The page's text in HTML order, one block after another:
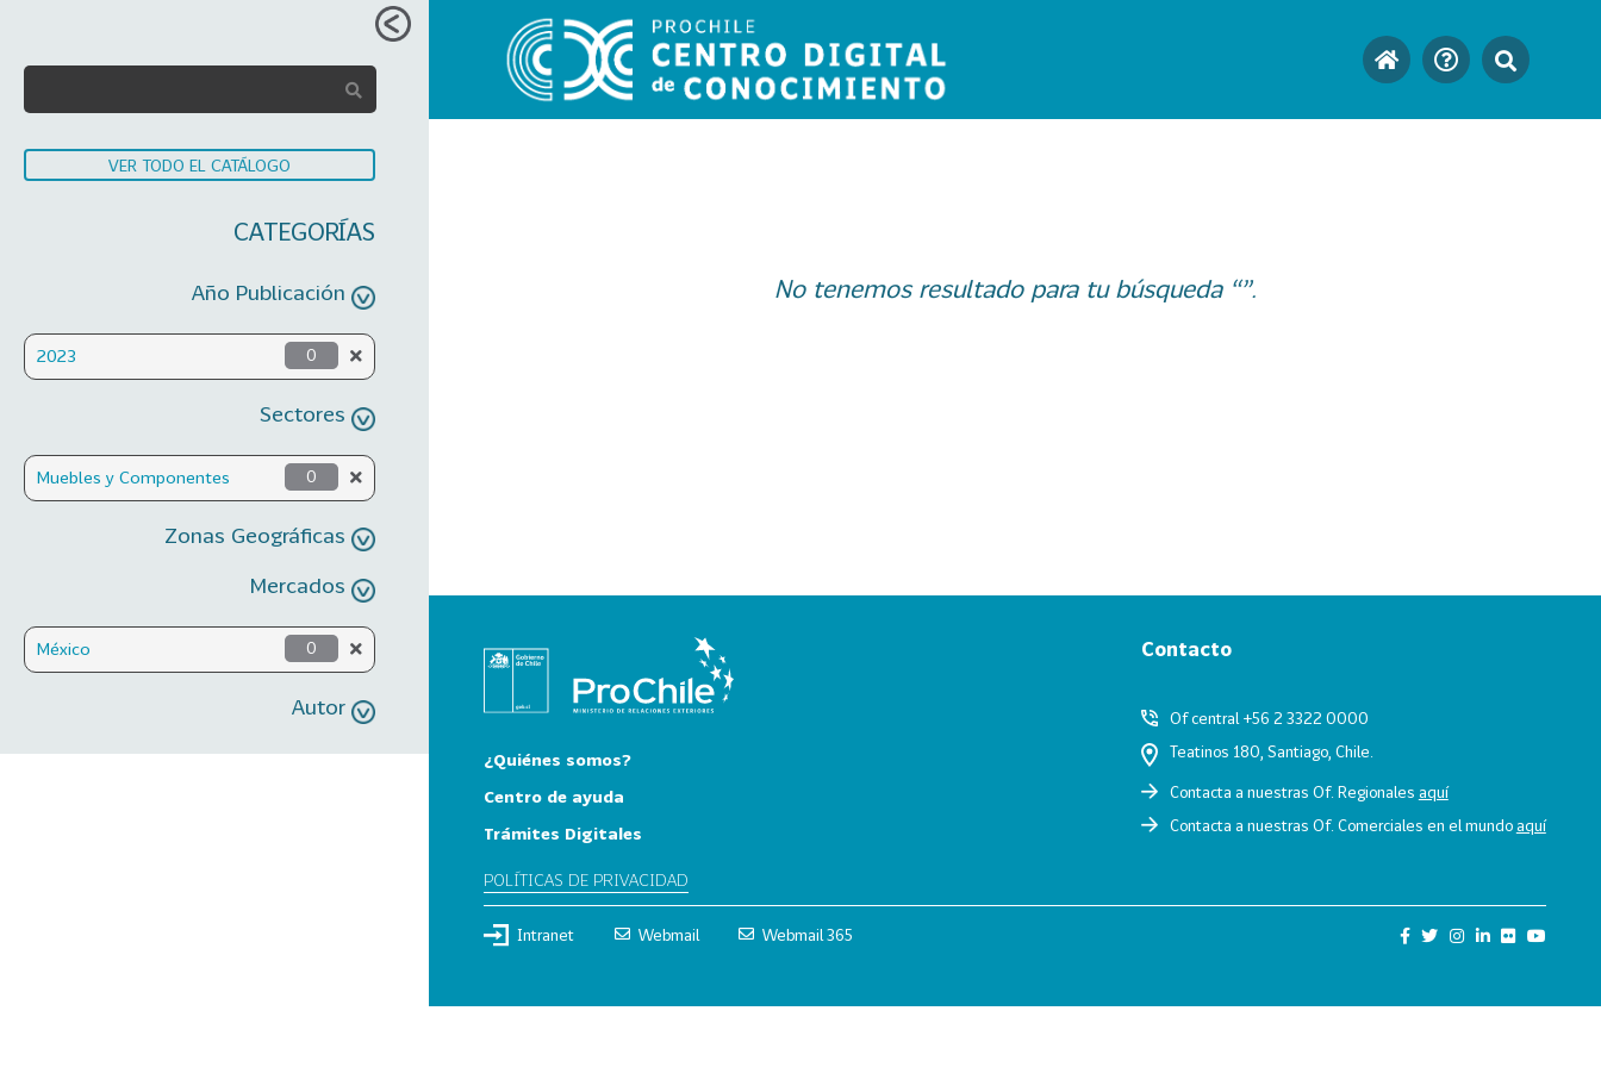
VER TODO EL CATÁLOGO
CATEGORÍAS
Año Publicación
2023 0
Sectores
Muebles y Componentes 0
Zonas Geográficas
Mercados
México 0
Autor
No tenemos resultado para tu búsqueda “”.
¿Quiénes somos?
Centro de ayuda
Trámites Digitales
POLÍTICAS DE PRIVACIDAD
Contacto
Of central +56 2 3322 0000
Teatinos 180, Santiago, Chile.
Contacta a nuestras Of. Regionales aquí
Contacta a nuestras Of. Comerciales en el mundoaquí
Intranet Webmail Webmail 365